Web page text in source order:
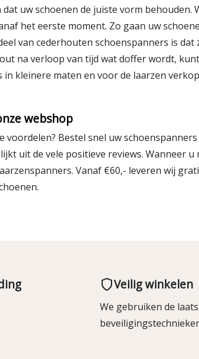
uw schoenen de juiste vorm
het eerste moment. Zo gaan uw
van cederhouten schoenspanners is dat
na verloop van tijd wat doffer wordt,
in kleinere maten en voor de laarzen
webshop
voordelen? Bestel snel uw
uit de vele positieve reviews.
Vanaf €60,- leveren wij
.
Veilig winkelen
We gebruiken de